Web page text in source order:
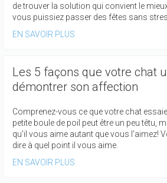
de trouver la solution qui convient le
vous puissiez passer des fêtes sans
EN SAVOIR PLUS
Les 5 façons que votre chat
démontrer son affection
Comprenez-vous ce que votre chat
petite boule de poil peut être un peu têtu,
qu'il vous aime autant que vous l'aimez!
dire à quel point il vous aime.
EN SAVOIR PLUS